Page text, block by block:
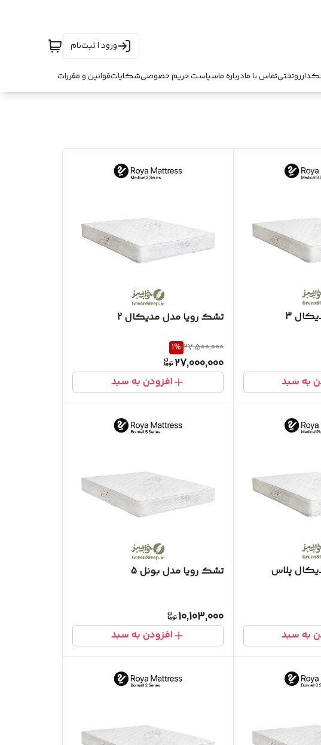
ورود | ثبت‌نام
روتختیتماس با مادرباره ماسیاست حریم خصوصیشکایاتقوانین و مقررات
3
به سبد
تشک رویا مدل مدیکال 2
27,500,000
1%
27,000,000
افزودن به سبد
پلاس
به سبد
تشک رویا مدل بونل 5
10,103,000
افزودن به سبد